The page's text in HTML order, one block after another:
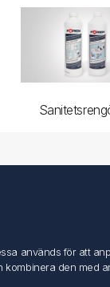
ordrar
används för att
den med